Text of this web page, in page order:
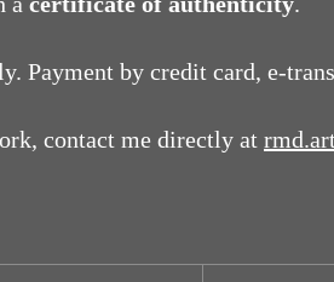
Payment by credit card, e-
contact me directly at